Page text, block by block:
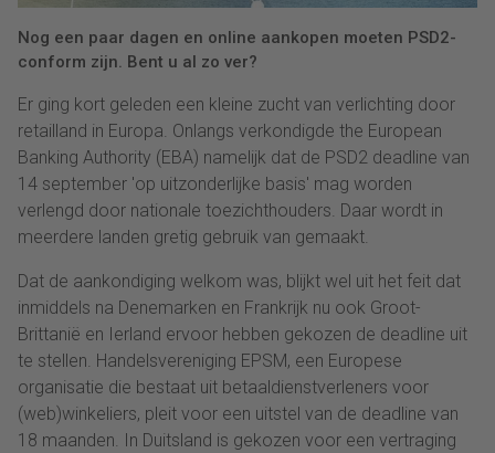
Nog een paar dagen en online aankopen moeten PSD2-
conform zijn. Bent u al zo ver?
Er ging kort geleden een kleine zucht van verlichting door
retailland in Europa. Onlangs verkondigde the European
Banking Authority (EBA) namelijk dat de PSD2 deadline van
14 september 'op uitzonderlijke basis' mag worden
verlengd door nationale toezichthouders. Daar wordt in
meerdere landen gretig gebruik van gemaakt.
Dat de aankondiging welkom was, blijkt wel uit het feit dat
inmiddels na Denemarken en Frankrijk nu ook Groot-
Brittanië en Ierland ervoor hebben gekozen de deadline uit
te stellen. Handelsvereniging EPSM, een Europese
organisatie die bestaat uit betaaldienstverleners voor
(web)winkeliers, pleit voor een uitstel van de deadline van
18 maanden. In Duitsland is gekozen voor een vertraging